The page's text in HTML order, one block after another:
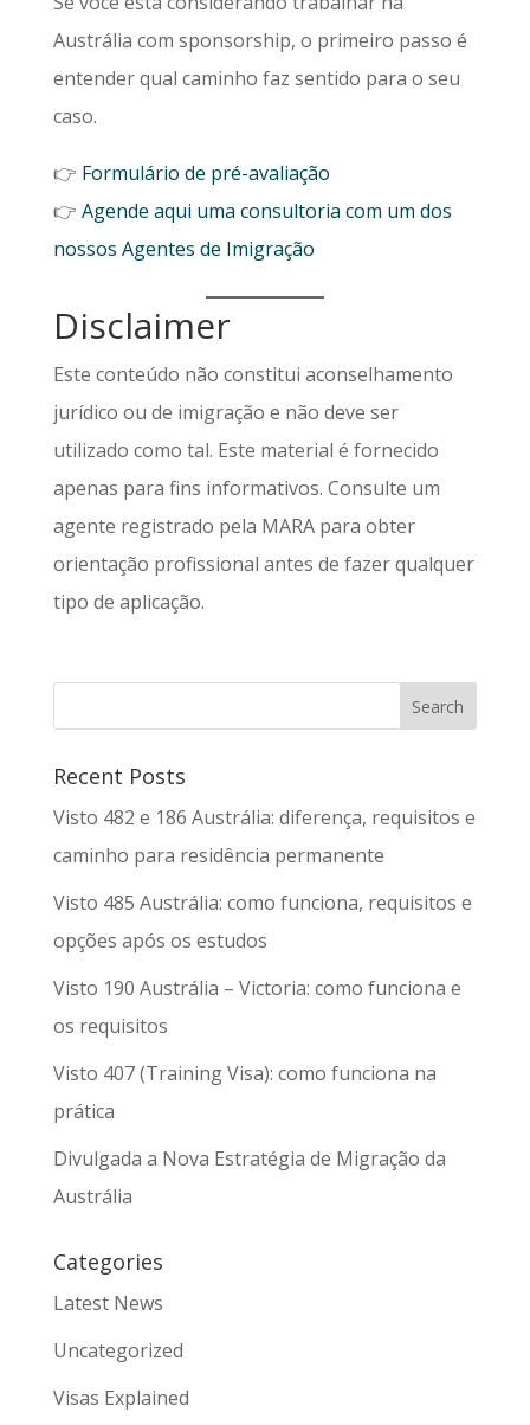
Austrália com sponsorship, o primeiro passo é
entender qual caminho faz sentido para o seu
caso.
👉 Formulário de pré-avaliação
👉 Agende aqui uma consultoria com um dos
nossos Agentes de Imigração
Disclaimer
Este conteúdo não constitui aconselhamento
jurídico ou de imigração e não deve ser
utilizado como tal. Este material é fornecido
apenas para fins informativos. Consulte um
agente registrado pela MARA para obter
orientação profissional antes de fazer qualquer
tipo de aplicação.
Recent Posts
Visto 482 e 186 Austrália: diferença, requisitos e
caminho para residência permanente
Visto 485 Austrália: como funciona, requisitos e
opções após os estudos
Visto 190 Austrália – Victoria: como funciona e
os requisitos
Visto 407 (Training Visa): como funciona na
prática
Divulgada a Nova Estratégia de Migração da
Austrália
Categories
Latest News
Uncategorized
Visas Explained